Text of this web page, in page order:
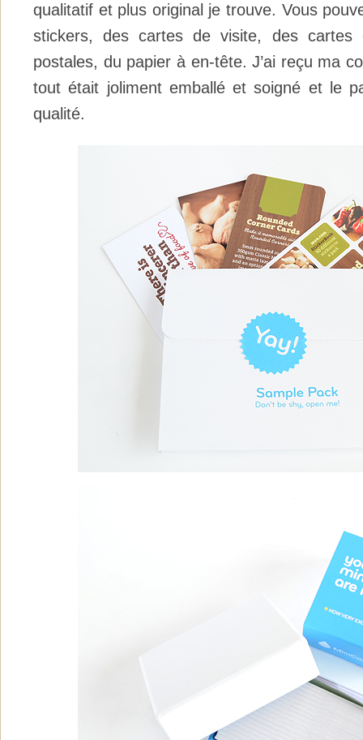
qualitatif et plus original je trouve. Vous
stickers, des cartes de visite, des cartes
postales, du papier à en-tête. J’ai reçu ma
tout était joliment emballé et soigné et le
qualité.